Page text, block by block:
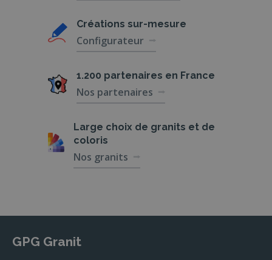
Créations sur-mesure
Configurateur
1.200 partenaires en France
Nos partenaires
Large choix de granits et de
coloris
Nos granits
GPG Granit